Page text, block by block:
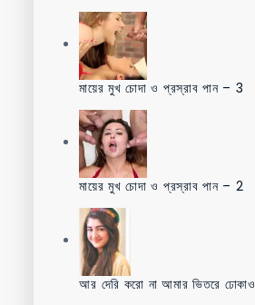
মায়ের মুখ চোদা ও প্রস্রাব পান – 3
মায়ের মুখ চোদা ও প্রস্রাব পান – 2
আর দেরি করো না আমার ভিতরে ঢোকাও